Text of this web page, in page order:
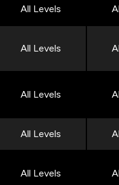
All Levels
All Levels
All Levels
All Levels
All Levels